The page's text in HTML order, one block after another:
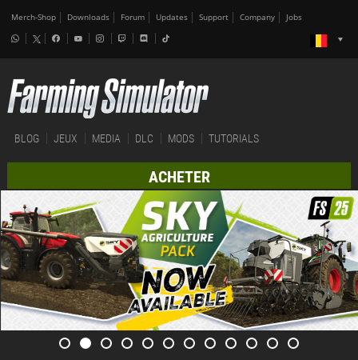
Merch-Shop Downloads Forum Updates Support Company Jobs
BLOG JEUX MEDIA DLC MODS TUTORIALS
ACHETER